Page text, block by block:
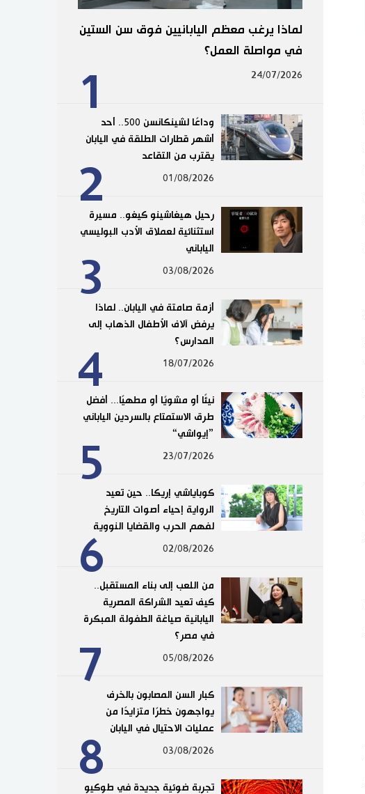
1
لماذا يرغب معظم اليابانيين فوق سن الستين
في مواصلة العمل؟
24/07/2026
2
وداعًا لشينكانسن 500.. أحد
أشهر قطارات الطلقة في اليابان
يقترب من التقاعد
01/08/2026
3
رحيل هيغاشينو كيغو.. مسيرة
استثنائية لعملاق الأدب البوليسي
الياباني
03/08/2026
4
أزمة صامتة في اليابان.. لماذا
يرفض آلاف الأطفال الذهاب إلى
المدارس؟
18/07/2026
5
نيئًا أو مشويًا أو مطهيًا... أفضل
طرق الاستمتاع بالسردين الياباني
”إيواشي“
23/07/2026
6
كوباياشي إريكا.. حين تعيد
الرواية إحياء أصوات التاريخ
لفهم الحرب والقضايا النووية
02/08/2026
7
من اللعب إلى بناء المستقبل..
كيف تعيد الشراكة المصرية
اليابانية صياغة الطفولة المبكرة
في مصر؟
05/08/2026
8
كبار السن المصابون بالخرف
يواجهون خطرًا متزايدًا من
عمليات الاحتيال في اليابان
03/08/2026
تجربة ضوئية جديدة في طوكيو